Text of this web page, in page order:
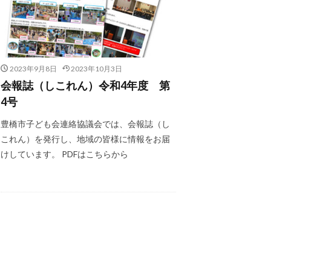
2023年9月8日 2023年10月3日
会報誌（しこれん）令和4年度 第
4号
豊橋市子ども会連絡協議会では、会報誌（し
これん）を発行し、地域の皆様に情報をお届
けしています。 PDFはこちらから